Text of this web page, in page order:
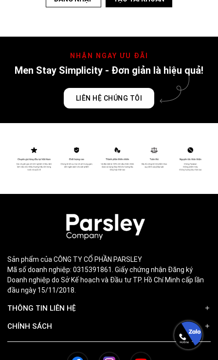
NHẬN NGAY ƯU ĐÃI
Men Stay Simplicity - Đơn giản là hiệu quả!
LIÊN HỆ CHÚNG TÔI
Sản phẩm của CÔNG TY CỔ PHẦN PARSLEY
Mã số doanh nghiệp: 0315391861. Giấy chứng nhận Đăng ký
Doanh nghiệp do Sở Kế hoạch và Đầu tư TP. Hồ Chí Minh cấp lần
đầu ngày 15/11/2018.
THÔNG TIN LIÊN HỆ
CHÍNH SÁCH